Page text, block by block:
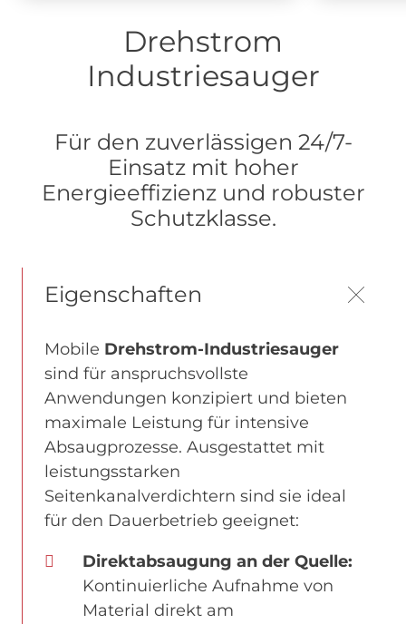
Drehstrom
Industriesauger
Für den zuverlässigen 24/7-
Einsatz mit hoher
Energieeffizienz und robuster
Schutzklasse.
Eigenschaften
Mobile Drehstrom-Industriesauger
sind für anspruchsvollste
Anwendungen konzipiert und bieten
maximale Leistung für intensive
Absaugprozesse. Ausgestattet mit
leistungsstarken
Seitenkanalverdichtern sind sie ideal
für den Dauerbetrieb geeignet:
Direktabsaugung an der Quelle:
Kontinuierliche Aufnahme von
Material direkt am